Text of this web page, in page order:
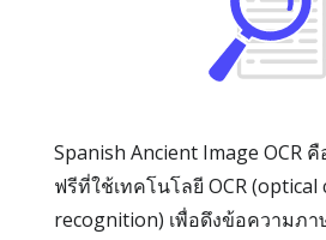
Spanish Ancient Image OCR
ฟรีที่ใช้เทคโนโลยี OCR (optical
recognition) เพื่อดึงข้อความภ